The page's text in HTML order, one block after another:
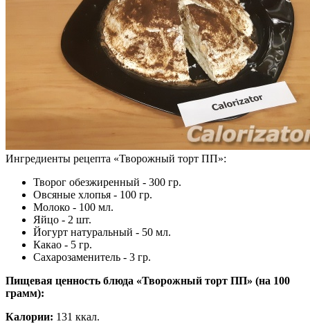
Ингредиенты рецепта «Творожный торт ПП»:
Творог обезжиренный - 300 гр.
Овсяные хлопья - 100 гр.
Молоко - 100 мл.
Яйцо - 2 шт.
Йогурт натуральный - 50 мл.
Какао - 5 гр.
Сахарозаменитель - 3 гр.
Пищевая ценность блюда «Творожный торт ПП» (на 100
грамм):
Калории: 131 ккал.